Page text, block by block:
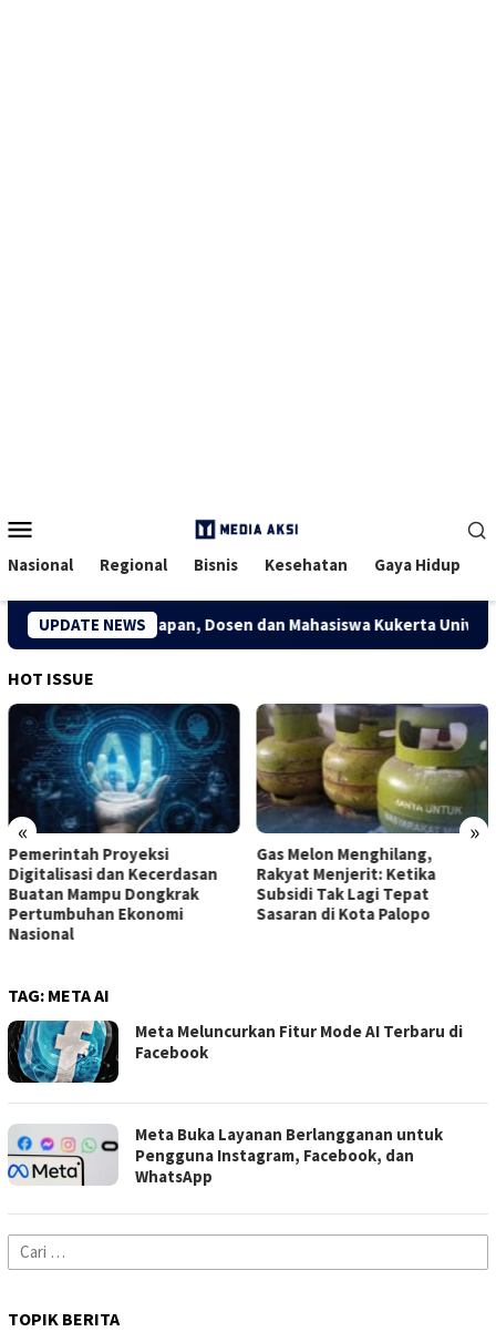
Mobile
Nasional Regional Bisnis Kesehatan Gaya Hidup
UPDATE NEWS
Kreatif Desa Kuapan, Dosen dan Mahasiswa Kukerta
HOT ISSUE
« »
Pemerintah Proyeksi
Digitalisasi dan Kecerdasan
Buatan Mampu Dongkrak
Pertumbuhan Ekonomi
Nasional
Gas Melon Menghilang,
Rakyat Menjerit: Ketika
Subsidi Tak Lagi Tepat
Sasaran di Kota Palopo
TAG: META AI
Meta Meluncurkan Fitur Mode AI Terbaru di
Facebook
Meta Buka Layanan Berlangganan untuk
Pengguna Instagram, Facebook, dan
WhatsApp
Cari
untuk:
TOPIK BERITA